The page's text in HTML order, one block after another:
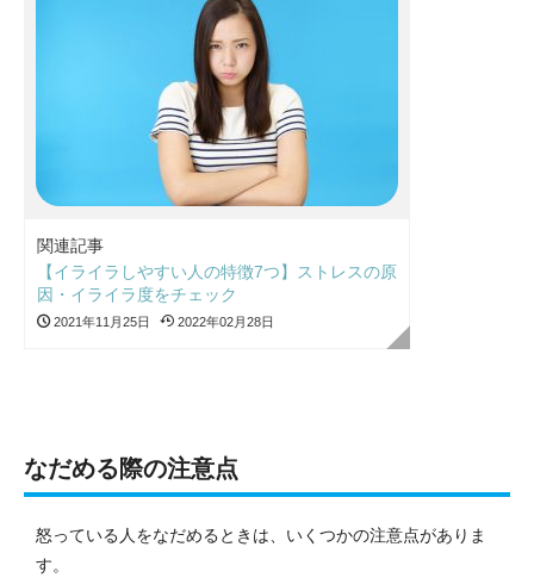
関連記事
【イライラしやすい人の特徴7つ】ストレスの原
因・イライラ度をチェック
2021年11月25日 2022年02月28日
なだめる際の注意点
怒っている人をなだめるときは、いくつかの注意点がありま
す。